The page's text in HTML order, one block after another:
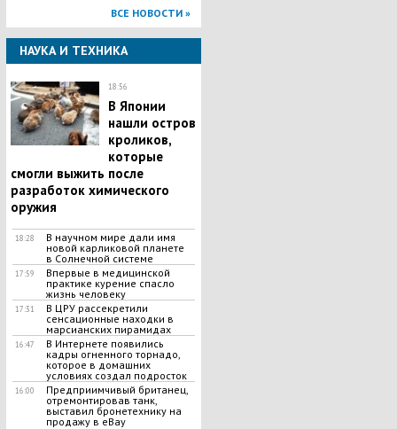
ВСЕ НОВОСТИ »
НАУКА И ТЕХНИКА
18:56
В Японии
нашли остров
кроликов,
которые
смогли выжить после
разработок химического
оружия
18:28
В научном мире дали имя
новой карликовой планете
в Солнечной системе
17:59
Впервые в медицинской
практике курение спасло
жизнь человеку
17:31
В ЦРУ рассекретили
сенсационные находки в
марсианских пирамидах
16:47
В Интернете появились
кадры огненного торнадо,
которое в домашних
условиях создал подросток
16:00
Предприимчивый британец,
отремонтировав танк,
выставил бронетехнику на
продажу в eBay